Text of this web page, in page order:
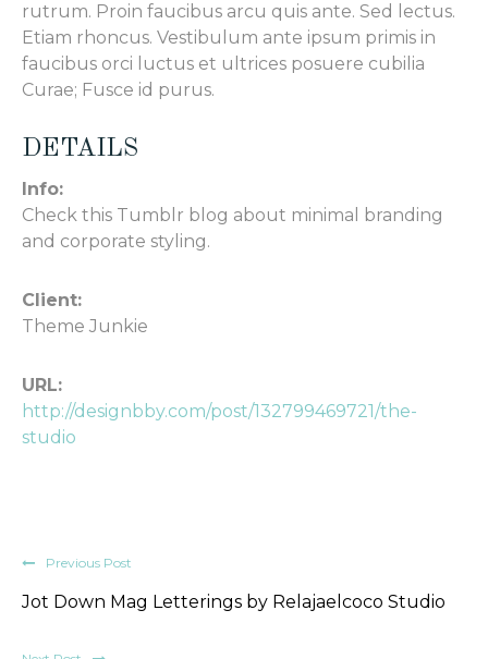
rutrum. Proin faucibus arcu quis ante. Sed lectus.
Etiam rhoncus. Vestibulum ante ipsum primis in
faucibus orci luctus et ultrices posuere cubilia
Curae; Fusce id purus.
DETAILS
Info:
Check this Tumblr blog about minimal branding
and corporate styling.
Client:
Theme Junkie
URL:
http://designbby.com/post/132799469721/the-
studio
Previous Post
Jot Down Mag Letterings by Relajaelcoco Studio